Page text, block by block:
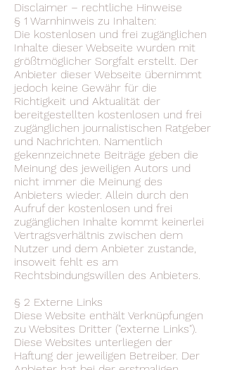
Disclaimer – rechtliche Hinweise
§ 1 Warnhinweis zu Inhalten:
Die kostenlosen und frei zugänglichen
Inhalte dieser Webseite wurden mit
größtmöglicher Sorgfalt erstellt. Der
Anbieter dieser Webseite übernimmt
jedoch keine Gewähr für die
Richtigkeit und Aktualität der
bereitgestellten kostenlosen und frei
zugänglichen journalistischen Ratgeber
und Nachrichten. Namentlich
gekennzeichnete Beiträge geben die
Meinung des jeweiligen Autors und
nicht immer die Meinung des
Anbieters wieder. Allein durch den
Aufruf der kostenlosen und frei
zugänglichen Inhalte kommt keinerlei
Vertragsverhältnis zwischen dem
Nutzer und dem Anbieter zustande,
insoweit fehlt es am
Rechtsbindungswillen des Anbieters.
§ 2 Externe Links
Diese Website enthält Verknüpfungen
zu Websites Dritter ("externe Links").
Diese Websites unterliegen der
Haftung der jeweiligen Betreiber. Der